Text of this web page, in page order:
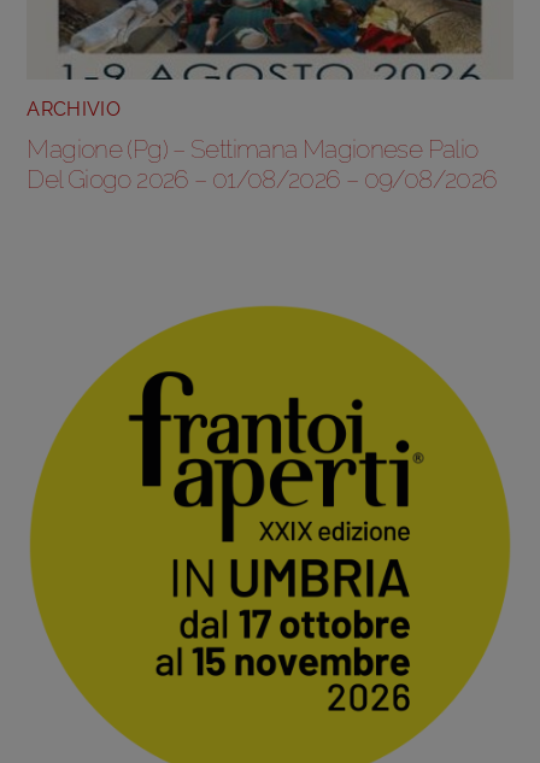
ARCHIVIO
Magione (Pg) – Settimana Magionese Palio
Del Giogo 2026 – 01/08/2026 – 09/08/2026